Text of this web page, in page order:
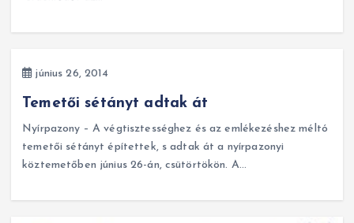
június 26, 2014
Temetői sétányt adtak át
Nyírpazony – A végtisztességhez és az emlékezéshez méltó
temetői sétányt építettek, s adtak át a nyírpazonyi
köztemetőben június 26-án, csütörtökön. A…